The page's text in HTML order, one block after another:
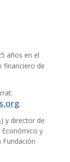
años en el
financiero de
.
) y director de
Económico y
Fundación